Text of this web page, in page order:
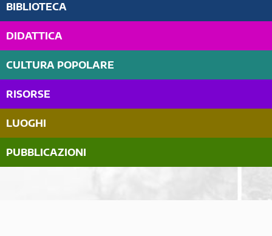
BIBLIOTECA
DIDATTICA
CULTURA POPOLARE
RISORSE
LUOGHI
PUBBLICAZIONI